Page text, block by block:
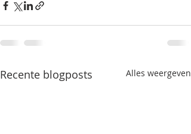
Recente blogposts Alles weergeven